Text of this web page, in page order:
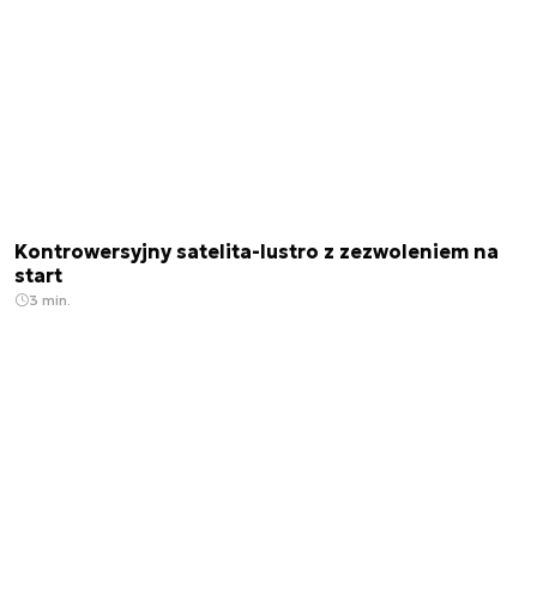
Kontrowersyjny satelita-lustro z zezwoleniem na
start
3 min.